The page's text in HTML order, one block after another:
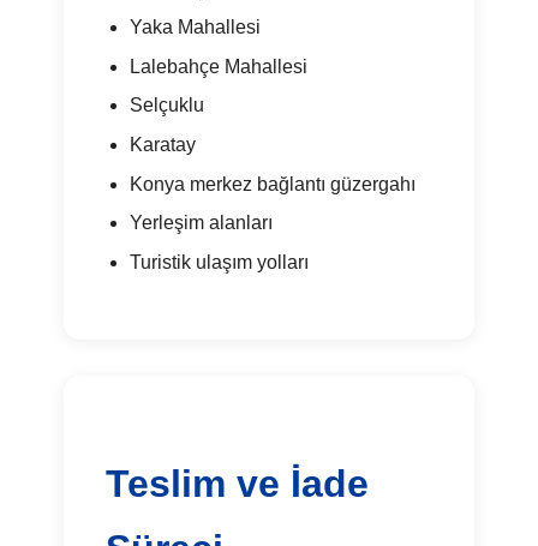
Yaka Mahallesi
Lalebahçe Mahallesi
Selçuklu
Karatay
Konya merkez bağlantı güzergahı
Yerleşim alanları
Turistik ulaşım yolları
Teslim ve İade